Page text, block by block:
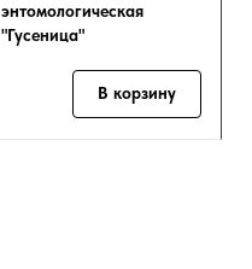
энтомологическая
"Гусеница"
В корзину